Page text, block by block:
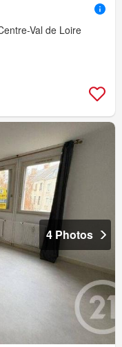
Val de Loire
4 Photos